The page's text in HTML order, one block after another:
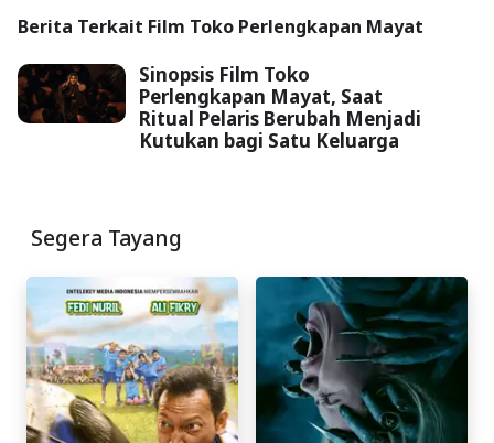
Berita Terkait Film Toko Perlengkapan Mayat
Sinopsis Film Toko
Perlengkapan Mayat, Saat
Ritual Pelaris Berubah Menjadi
Kutukan bagi Satu Keluarga
Segera Tayang